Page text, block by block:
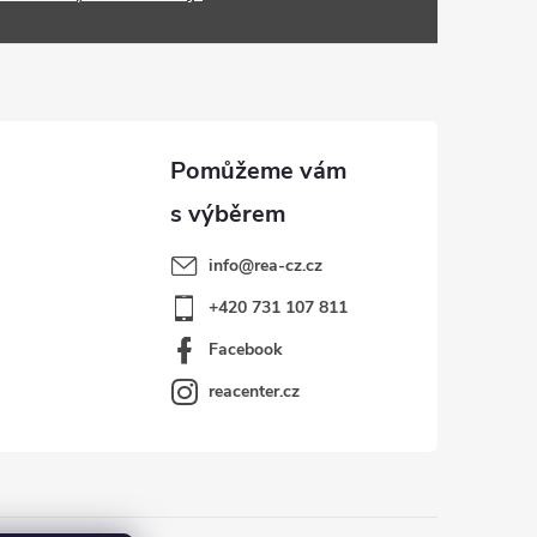
info@rea-cz.cz
+420 731 107 811
Facebook
reacenter.cz